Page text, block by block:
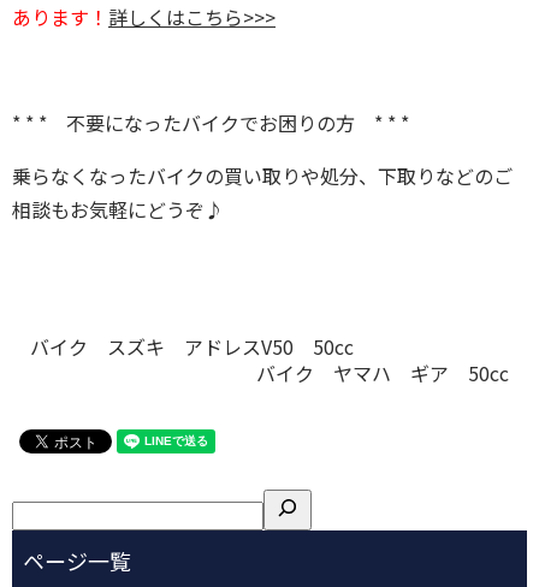
あります！ 詳しくはこちら>>>
* * * 不要になったバイクでお困りの方 * * *
乗らなくなったバイクの買い取りや処分、下取りなどのご
相談もお気軽にどうぞ♪
バイク スズキ アドレスV50 50cc
バイク ヤマハ ギア 50cc
検
索